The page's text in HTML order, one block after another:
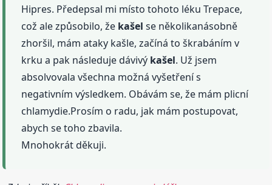
Hipres. Předepsal mi místo tohoto léku Trepace,
což ale způsobilo, že kašel se několikanásobně
zhoršil, mám ataky kašle, začíná to škrabáním v
krku a pak následuje dávivý kašel. Už jsem
absolvovala všechna možná vyšetření s
negativním výsledkem. Obávám se, že mám plicní
chlamydie.Prosím o radu, jak mám postupovat,
abych se toho zbavila.
Mnohokrát děkuji.